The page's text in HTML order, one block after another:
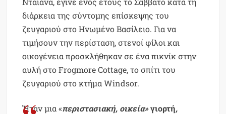
διάρκεια της σύντομης επίσκεψης του
ζευγαριού στο Ηνωμένο Βασίλειο. Για να
τιμήσουν την περίσταση, στενοί φίλοι και
οικογένεια προσκλήθηκαν σε ένα πικνίκ στην
αυλή στο Frogmore Cottage, το σπίτι του
ζευγαριού στο κτήμα Windsor.
Ήταν μια «περιστασιακή, οικεία»γιορτή,